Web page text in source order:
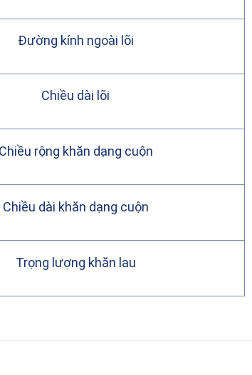
Đường kính ngoài lõi
Chiều dài lõi
Chiều rộng khăn dạng cuộn
Chiều dài khăn dạng cuộn
Trọng lượng khăn lau